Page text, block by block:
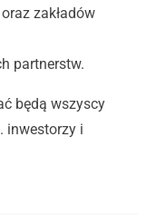
zakładów
partnerstw.
będą wszyscy
inwestorzy i